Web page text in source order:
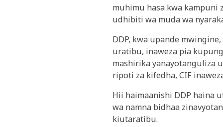
muhimu hasa kwa kampuni
udhibiti wa muda wa
DDP, kwa upande
uratibu, inaweza pia
mashirika yanayotanguliza
ripoti za kifedha, CIF
Hii haimaanishi DDP haina
wa namna bidhaa
kiutaratibu.